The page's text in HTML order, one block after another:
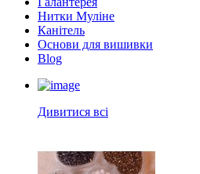
Нитки Муліне
Канітель
Основи для вишивки
Blog
Дивитися всі